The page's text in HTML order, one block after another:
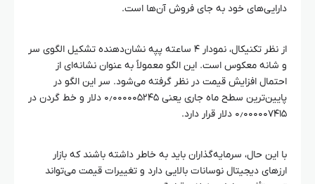
دارایی‌های خود به جای فروش آن‌ها است.
از نظر تکنیکال، نمودار ۴ ساعته پپه نشان‌دهنده تشکیل الگوی سر
و شانه معکوس است. این الگو معمولاً به عنوان نشانه‌ای از
احتمال افزایش قیمت در نظر گرفته می‌شود. سر این الگو در
پایین‌ترین سطح ماه جاری یعنی ۰٫۰۰۰۰۰۵۲۴۵ دلار و خط گردن در
۰٫۰۰۰۰۰۷۴۱۵ دلار قرار دارد.
با این حال، سرمایه‌گذاران باید به خاطر داشته باشند که بازار
ارزهای دیجیتال نوسانات بالایی دارد و تغییرات قیمت می‌تواند